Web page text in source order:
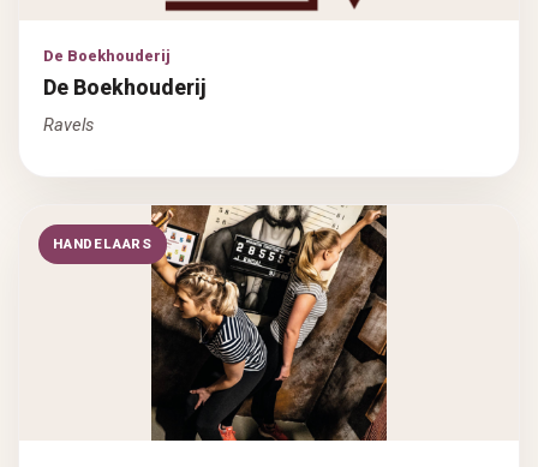
De Boekhouderij
De Boekhouderij
Ravels
HANDELAARS